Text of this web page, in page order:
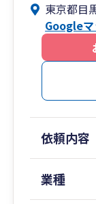
とんどです
予定してい
せていただ
弊所の特徴
ていただい
特に最近は
顧問先の実
コンサルタ
ス業など、
東京都目
Google
依頼内容
業種